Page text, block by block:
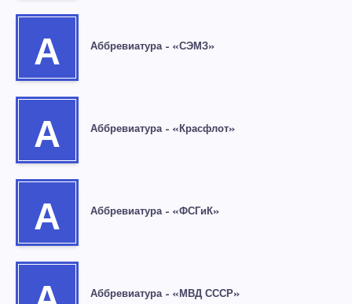
А Аббревиатура – «СЭМЗ»
А Аббревиатура – «Красфлот»
А Аббревиатура – «ФСГиК»
Аббревиатура – «МВД СССР»